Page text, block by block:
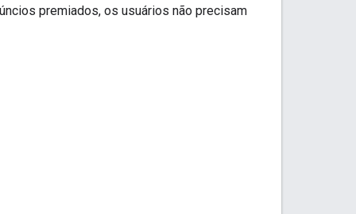
premiados, os usuários não precisam